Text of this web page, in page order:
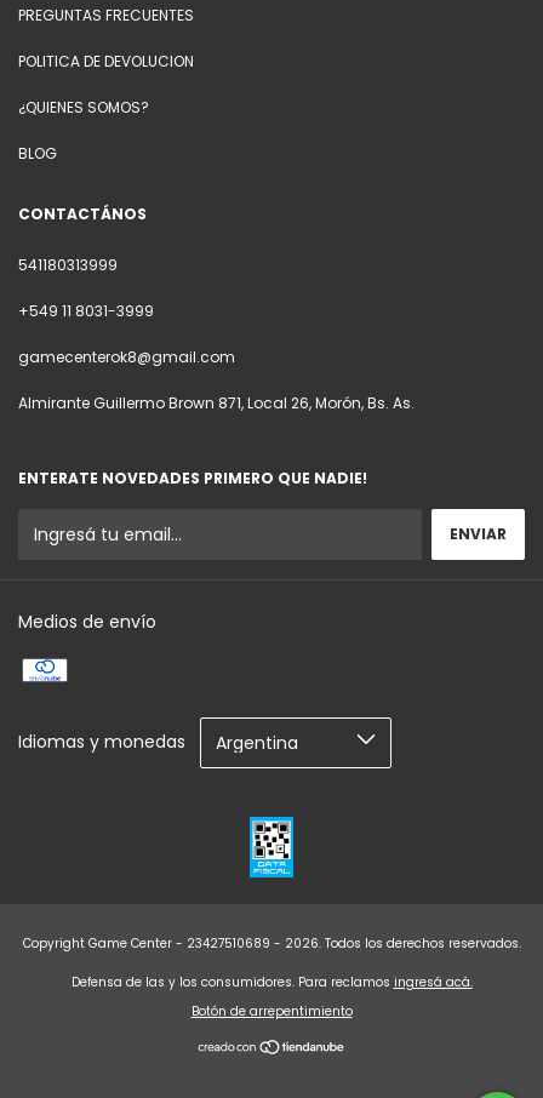
PREGUNTAS FRECUENTES
POLITICA DE DEVOLUCION
¿QUIENES SOMOS?
BLOG
CONTACTÁNOS
541180313999
+549 11 8031-3999
gamecenterok8@gmail.com
Almirante Guillermo Brown 871, Local 26, Morón, Bs. As.
ENTERATE NOVEDADES PRIMERO QUE NADIE!
Medios de envío
Idiomas y monedas
Copyright Game Center - 23427510689 - 2026. Todos los derechos reservados.
Defensa de las y los consumidores. Para reclamos ingresá acá.
Botón de arrepentimiento